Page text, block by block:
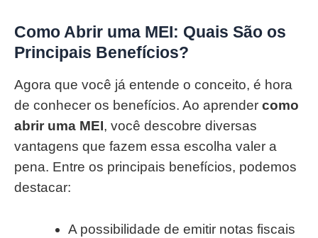
Como Abrir uma MEI: Quais São os
Principais Benefícios?
Agora que você já entende o conceito, é hora
de conhecer os benefícios. Ao aprender como
abrir uma MEI, você descobre diversas
vantagens que fazem essa escolha valer a
pena. Entre os principais benefícios, podemos
destacar:
A possibilidade de emitir notas fiscais